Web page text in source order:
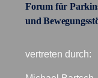
Forum für
und
vertreten durch: